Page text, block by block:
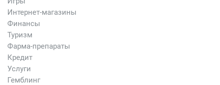
Интернет-магазины
Финансы
Туризм
Фарма-препараты
Кредит
Услуги
Гемблинг